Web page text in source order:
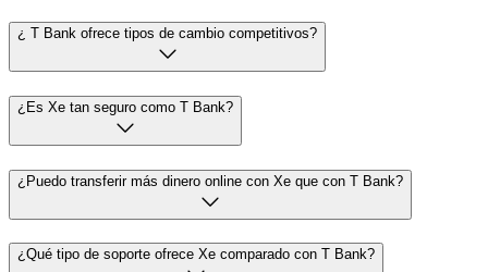
¿ T Bank ofrece tipos de cambio competitivos?
¿Es Xe tan seguro como T Bank?
¿Puedo transferir más dinero online con Xe que con T Bank?
¿Qué tipo de soporte ofrece Xe comparado con T Bank?